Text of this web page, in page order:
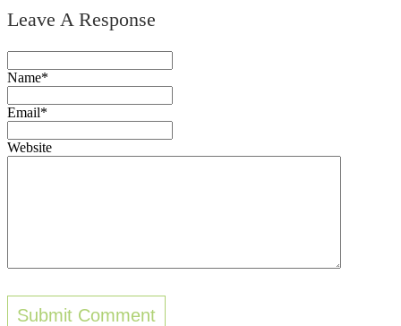
Leave A Response
Name*
Email*
Website